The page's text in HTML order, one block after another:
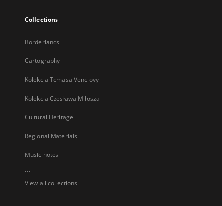
Collections
Borderlands
Cartography
Kolekcja Tomasa Venclovy
Kolekcja Czesława Miłosza
Cultural Heritage
Regional Materials
Music notes
...
View all collections